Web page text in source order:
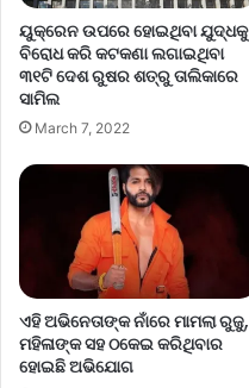
ୟୁକ୍ରେନ ଉପରେ ହୋଇଥିବା ଯୁଦ୍ଧକୁ
ବିରୋଧ କରି କଟକଣା ଲଗାଇଥିବା
୩୧ଟି ଦେଶ ରୁଷର ଶତ୍ରୁ ତାଲିକାରେ
ସାମିଲ
March 7, 2022
ଏହି ଅଭିନେତାଙ୍କ ନାଁରେ ମାମଲା ରୁଜୁ,
ମହିଳାଙ୍କ ସହ ଠକେଇ କରିଥିବାର
ହୋଇଛି ଅଭିଯୋଗ